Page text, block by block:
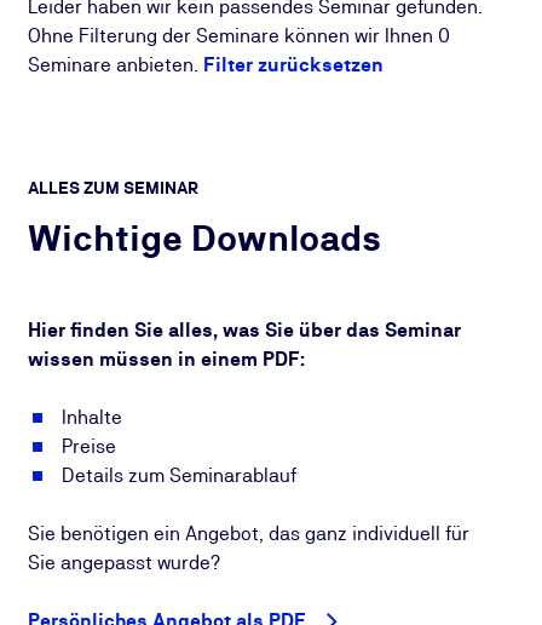
Leider haben wir kein passendes Seminar gefunden.
Ohne Filterung der Seminare können wir Ihnen 0
Seminare anbieten. Filter zurücksetzen
ALLES ZUM SEMINAR
Wichtige Downloads
Hier finden Sie alles, was Sie über das Seminar
wissen müssen in einem PDF:
Inhalte
Preise
Details zum Seminarablauf
Sie benötigen ein Angebot, das ganz individuell für
Sie angepasst wurde?